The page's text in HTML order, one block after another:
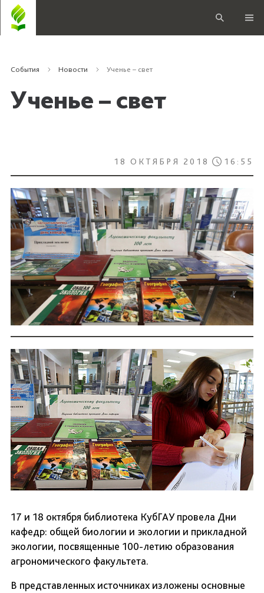
События Новости Ученье – свет
Ученье – свет
18 ОКТЯБРЯ 2018 16:55
17 и 18 октября библиотека КубГАУ провела Дни
кафедр: общей биологии и экологии и прикладной
экологии, посвященные 100-летию образования
агрономического факультета.
В представленных источниках изложены основные